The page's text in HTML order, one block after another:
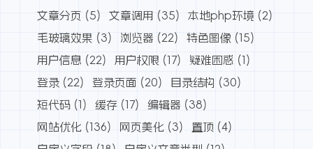
文章分页 (5) 文章调用 (35) 本地php环境 (2)
毛玻璃效果 (3) 浏览器 (22) 特色图像 (15)
用户信息 (22) 用户权限 (17) 疑难困惑 (1)
登录 (22) 登录页面 (20) 目录结构 (30)
短代码 (1) 缓存 (17) 编辑器 (38)
网站优化 (136) 网页美化 (3) 置顶 (4)